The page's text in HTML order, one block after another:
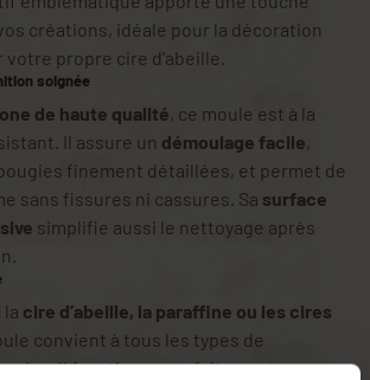
créations, idéale pour la décoration
propre cire d’abeille.
soignée
de haute qualité, ce moule est à la
Il assure un démoulage facile,
finement détaillées, et permet de
sans fissures ni cassures. Sa surface
simplifie aussi le nettoyage après
la cire d’abeille, la paraffine ou les cires
convient à tous les types de
Il fonctionne parfaitement avec